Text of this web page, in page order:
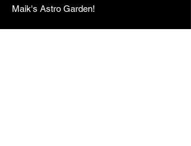
Maik's Astro Garden!